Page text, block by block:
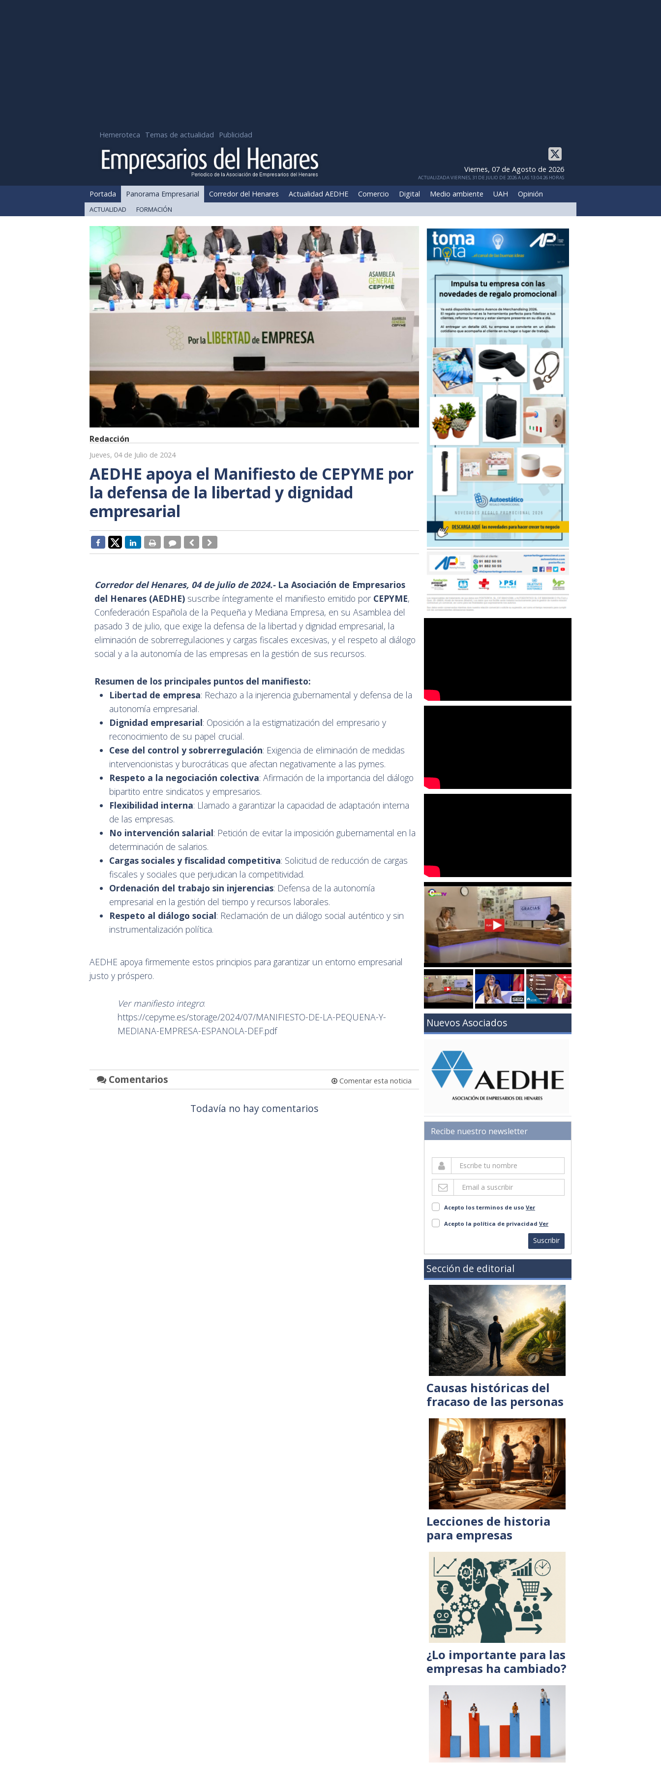
Hemeroteca Temas de actualidad Publicidad
Viernes, 07 de Agosto de 2026
ACTUALIZADA VIERNES, 31 DE JULIO DE 2026 A LAS 13:04:26 HORAS
Portada Panorama Empresarial Corredor del Henares Actualidad AEDHE Comercio Digital Medio ambiente UAH Opinión
ACTUALIDAD FORMACIÓN
Redacción
Jueves, 04 de Julio de 2024
AEDHE apoya el Manifiesto de CEPYME por
la defensa de la libertad y dignidad
empresarial
Corredor del Henares, 04 de julio de 2024.- La Asociación de Empresarios
del Henares (AEDHE) suscribe íntegramente el manifiesto emitido por CEPYME,
Confederación Española de la Pequeña y Mediana Empresa, en su Asamblea del
pasado 3 de julio, que exige la defensa de la libertad y dignidad empresarial, la
eliminación de sobrerregulaciones y cargas fiscales excesivas, y el respeto al diálogo
social y a la autonomía de las empresas en la gestión de sus recursos.
Resumen de los principales puntos del manifiesto:
Libertad de empresa: Rechazo a la injerencia gubernamental y defensa de la
autonomía empresarial.
Dignidad empresarial: Oposición a la estigmatización del empresario y
reconocimiento de su papel crucial.
Cese del control y sobrerregulación: Exigencia de eliminación de medidas
intervencionistas y burocráticas que afectan negativamente a las pymes.
Respeto a la negociación colectiva: Afirmación de la importancia del diálogo
bipartito entre sindicatos y empresarios.
Flexibilidad interna: Llamado a garantizar la capacidad de adaptación interna
de las empresas.
No intervención salarial: Petición de evitar la imposición gubernamental en la
determinación de salarios.
Cargas sociales y fiscalidad competitiva: Solicitud de reducción de cargas
fiscales y sociales que perjudican la competitividad.
Ordenación del trabajo sin injerencias: Defensa de la autonomía
empresarial en la gestión del tiempo y recursos laborales.
Respeto al diálogo social: Reclamación de un diálogo social auténtico y sin
instrumentalización política.
AEDHE apoya firmemente estos principios para garantizar un entorno empresarial
justo y próspero.
Ver manifiesto integro:
https://cepyme.es/storage/2024/07/MANIFIESTO-DE-LA-PEQUENA-Y-
MEDIANA-EMPRESA-ESPANOLA-DEF.pdf
Comentarios Comentar esta noticia
Todavía no hay comentarios
Nuevos Asociados
Recibe nuestro newsletter
Acepto los terminos de uso Ver
Acepto la política de privacidad Ver
Suscribir
Sección de editorial
Causas históricas del
fracaso de las personas
Lecciones de historia
para empresas
¿Lo importante para las
empresas ha cambiado?